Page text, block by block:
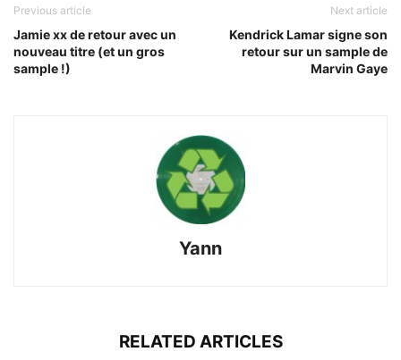
Previous article
Jamie xx de retour avec un
nouveau titre (et un gros
sample !)
Next article
Kendrick Lamar signe son
retour sur un sample de
Marvin Gaye
Yann
RELATED ARTICLES